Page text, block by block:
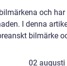
och
I denna
bilmärke
02 augusti